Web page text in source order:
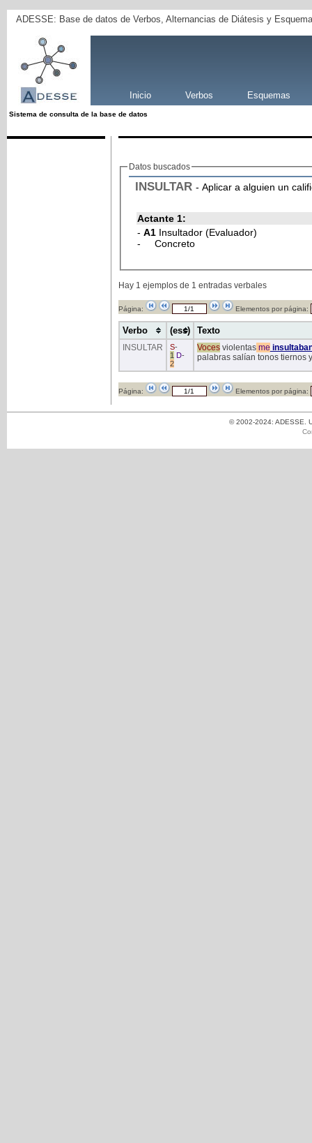
ADESSE: Base de datos de Verbos, Alternancias de Diátesis y
Inicio Verbos Esquemas
Sistema de consulta de la base de datos
Datos buscados
INSULTAR - Aplicar a alguien un
Actante 1:
- A1Insultador (Evaluador)
- Concreto
Hay 1 ejemplos de 1 entradas verbales
Página: Elementos por página:
Verbo (ess) Texto
INSULTAR S-
1
D-
2
Vocesviolentasme
palabras salían tonos tiernos
Página: Elementos por página:
© 2002-2024: ADESSE.